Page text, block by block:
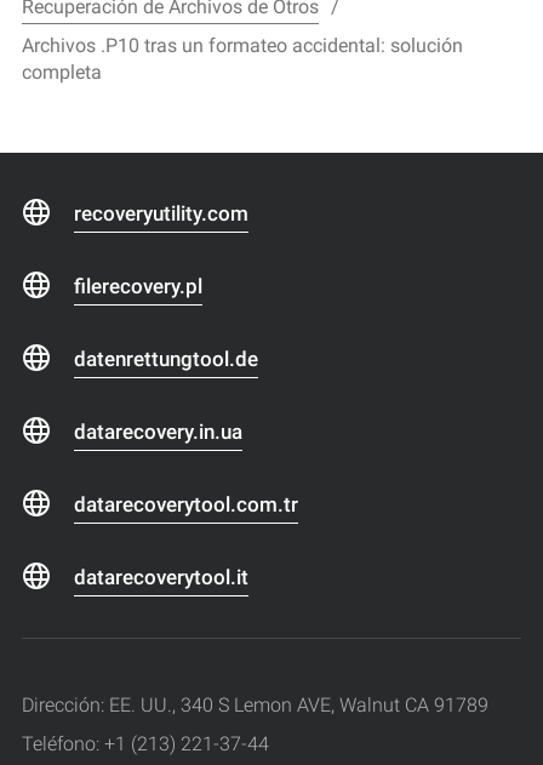
Recuperación de Archivos de Otros
Archivos .P10 tras un formateo accidental: solución
completa
recoveryutility.com
filerecovery.pl
datenrettungtool.de
datarecovery.in.ua
datarecoverytool.com.tr
datarecoverytool.it
Dirección: EE. UU., 340 S Lemon AVE, Walnut CA 91789
Teléfono: +1 (213) 221-37-44